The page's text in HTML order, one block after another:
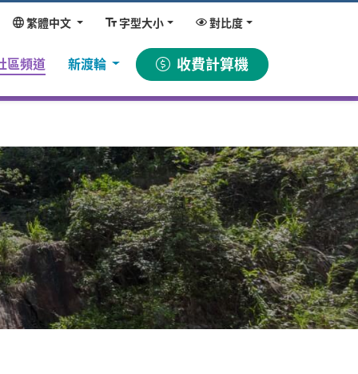
繁體中文 字型大小 對比度
區頻道(current)
新渡輪 收費計算機